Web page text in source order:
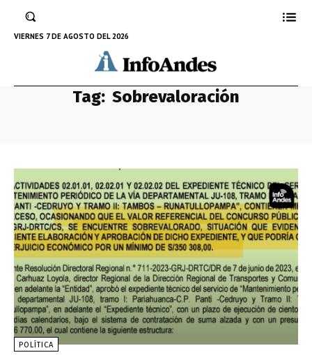
VIERNES 7 DE AGOSTO DEL 2026
Tag: Sobrevaloración
POLÍTICA